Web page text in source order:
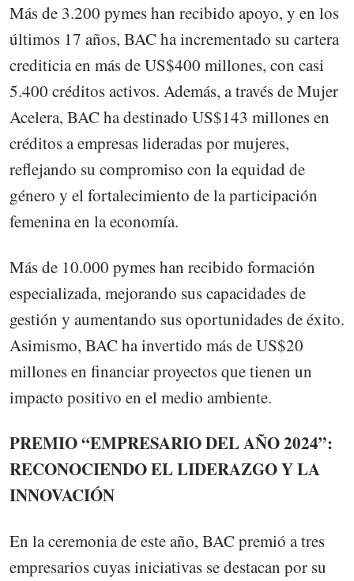
Más de 3.200 pymes han recibido apoyo, y en los
últimos 17 años, BAC ha incrementado su cartera
crediticia en más de US$400 millones, con casi
5.400 créditos activos. Además, a través de Mujer
Acelera, BAC ha destinado US$143 millones en
créditos a empresas lideradas por mujeres,
reflejando su compromiso con la equidad de
género y el fortalecimiento de la participación
femenina en la economía.
Más de 10.000 pymes han recibido formación
especializada, mejorando sus capacidades de
gestión y aumentando sus oportunidades de éxito.
Asimismo, BAC ha invertido más de US$20
millones en financiar proyectos que tienen un
impacto positivo en el medio ambiente.
PREMIO “EMPRESARIO DEL AÑO 2024”:
RECONOCIENDO EL LIDERAZGO Y LA
INNOVACIÓN
En la ceremonia de este año, BAC premió a tres
empresarios cuyas iniciativas se destacan por su